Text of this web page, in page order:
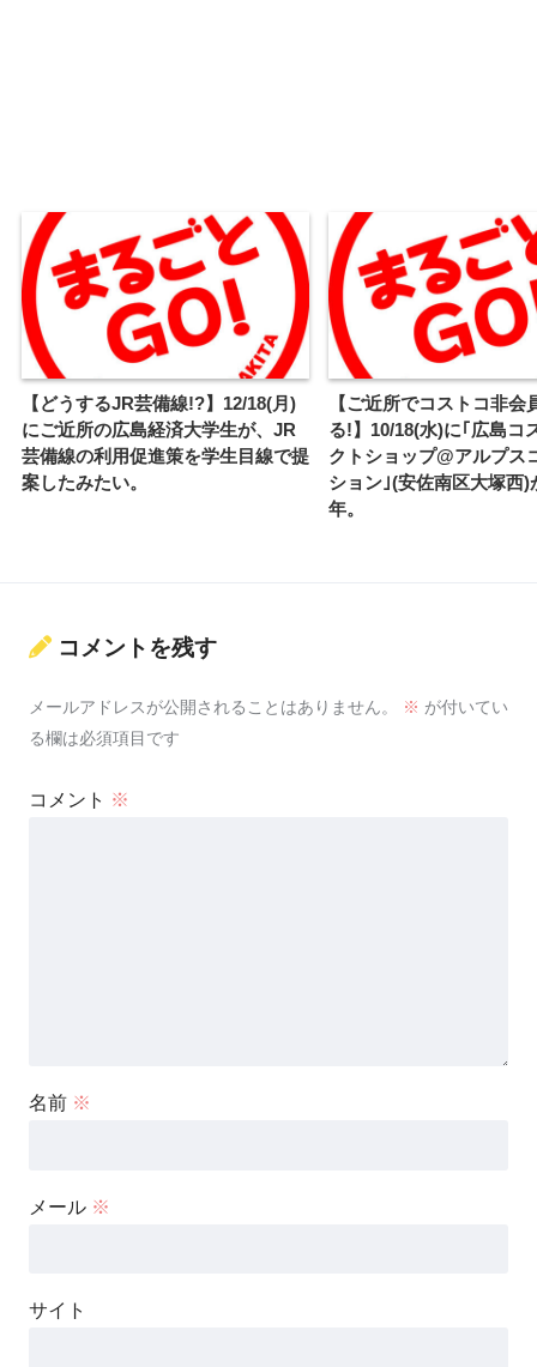
【どうするJR芸備線!?】12/18(月)
にご近所の広島経済大学生が、JR
芸備線の利用促進策を学生目線で提
案したみたい。
【ご近所でコストコ非会
る!】10/18(水)に｢広島コ
クトショップ@アルプス
ション｣(安佐南区大塚西)
年。
コメントを残す
メールアドレスが公開されることはありません。 ※ が付いてい
る欄は必須項目です
コメント ※
名前 ※
メール ※
サイト